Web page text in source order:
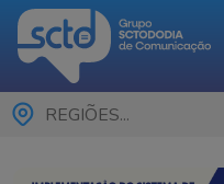
REGIÕES...